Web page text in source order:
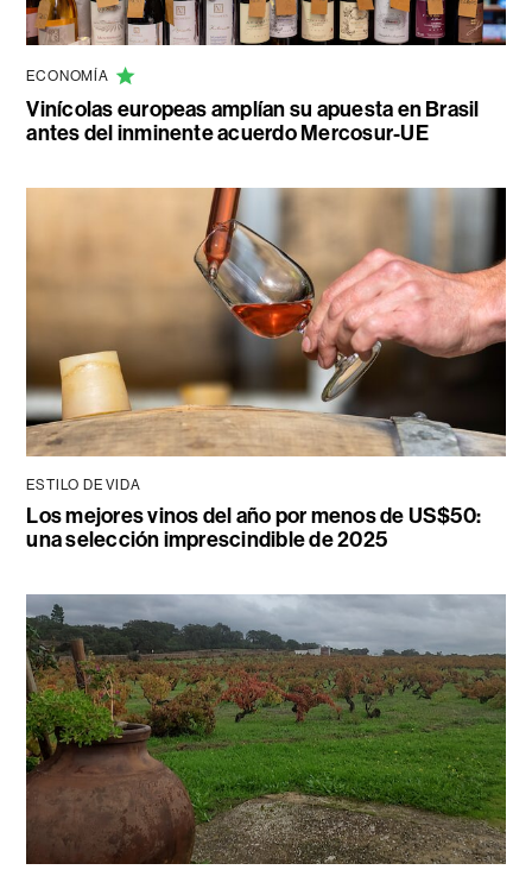
ECONOMÍA
Vinícolas europeas amplían su apuesta en Brasil
antes del inminente acuerdo Mercosur-UE
ESTILO DE VIDA
Los mejores vinos del año por menos de US$50:
una selección imprescindible de 2025